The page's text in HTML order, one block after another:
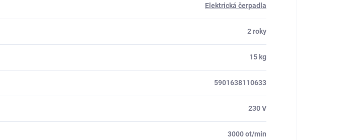
Elektrická čerpadla
2 roky
15 kg
5901638110633
230 V
3000 ot/min